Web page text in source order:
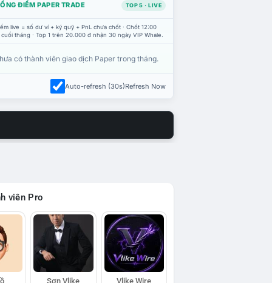
ĐIỂM PAPER TRADE TOP 5 · LIVE
live = số dư ví + ký quỹ + PnL chưa chốt · Chốt 12:00
tháng · Top 1 trên 20.000 đ nhận 30 ngày VIP Whale.
có thành viên giao dịch Paper trong tháng.
Auto-refresh (30s)Refresh Now
viên Pro
Sơn Vlike Vlike Wire